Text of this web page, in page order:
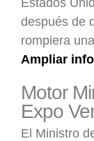
Estados
después de
rompiera
Ampliar
Motor
Expo
El Ministro